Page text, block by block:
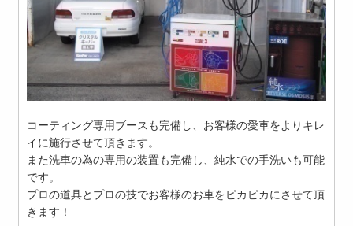
コーティング専用ブースも完備し、お客様の愛車をよりキレ
イに施行させて頂きます。
また洗車の為の専用の装置も完備し、純水での手洗いも可能
です。
プロの道具とプロの技でお客様のお車をピカピカにさせて頂
きます！